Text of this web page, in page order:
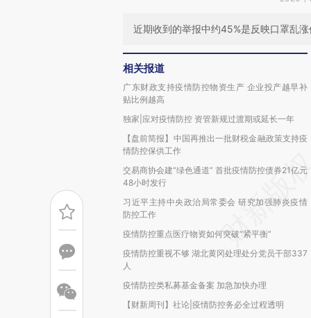
近期收到的举报中约45%是反映口罩乱
相关报道
广东财政支持疫情防控物资生产 企业投产越早补
贴比例越高
独家|应对疫情防控 资管新规过渡期或延长一年
【盘前简报】中国再推出一批财税金融政策支持疫
情防控保供工作
交易商协会建“绿色通道” 首批疫情防控债券21亿元
48小时发行
习近平主持中央政治局常委会 研究加强肺炎疫情
防控工作
疫情防控重点医疗物资如何突破“紧平衡”
疫情防控重视不够 湖北黄冈处理处分党员干部337
人
疫情防控类私募基金备案 加急加快办理
【财新周刊】社论|疫情防控务必全过程透明